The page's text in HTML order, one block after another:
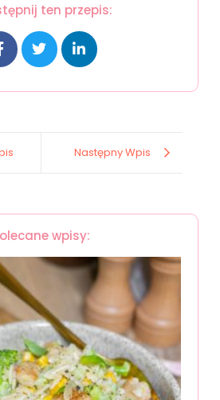
ten przepis:
Następny Wpis
wpisy: